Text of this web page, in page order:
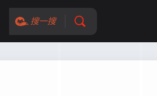
搜一搜